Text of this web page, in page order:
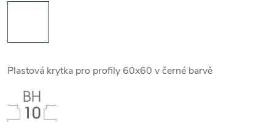
Plastová krytka pro profily 60x60 v černé barvě